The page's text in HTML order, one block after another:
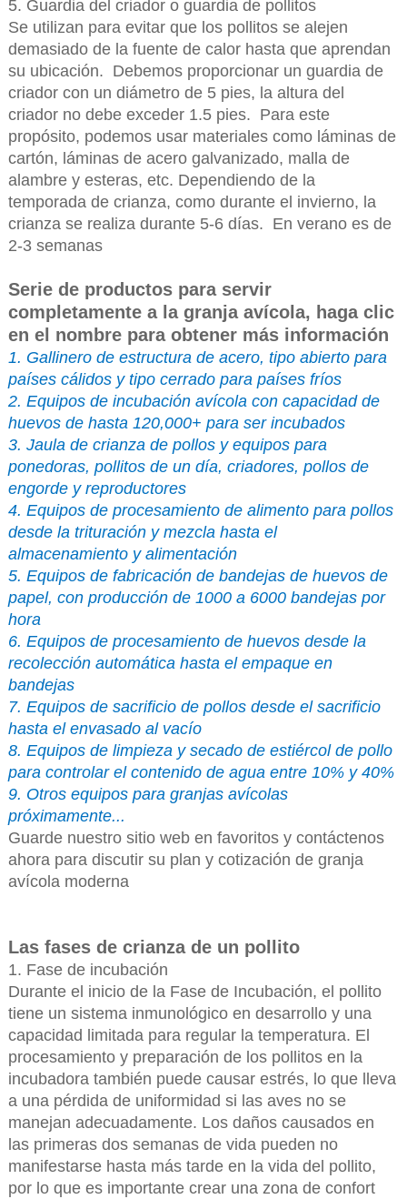
5. Guardia del criador o guardia de pollitos
Se utilizan para evitar que los pollitos se alejen
demasiado de la fuente de calor hasta que aprendan
su ubicación. Debemos proporcionar un guardia de
criador con un diámetro de 5 pies, la altura del
criador no debe exceder 1.5 pies. Para este
propósito, podemos usar materiales como láminas de
cartón, láminas de acero galvanizado, malla de
alambre y esteras, etc. Dependiendo de la
temporada de crianza, como durante el invierno, la
crianza se realiza durante 5-6 días. En verano es de
2-3 semanas
Serie de productos para servir
completamente a la granja avícola, haga clic
en el nombre para obtener más información
1. Gallinero de estructura de acero, tipo abierto para
países cálidos y tipo cerrado para países fríos
2. Equipos de incubación avícola con capacidad de
huevos de hasta 120,000+ para ser incubados
3. Jaula de crianza de pollos y equipos para
ponedoras, pollitos de un día, criadores, pollos de
engorde y reproductores
4. Equipos de procesamiento de alimento para pollos
desde la trituración y mezcla hasta el
almacenamiento y alimentación
5. Equipos de fabricación de bandejas de huevos de
papel, con producción de 1000 a 6000 bandejas por
hora
6. Equipos de procesamiento de huevos desde la
recolección automática hasta el empaque en
bandejas
7. Equipos de sacrificio de pollos desde el sacrificio
hasta el envasado al vacío
8. Equipos de limpieza y secado de estiércol de pollo
para controlar el contenido de agua entre 10% y 40%
9. Otros equipos para granjas avícolas
próximamente...
Guarde nuestro sitio web en favoritos y contáctenos
ahora para discutir su plan y cotización de granja
avícola moderna
Las fases de crianza de un pollito
1. Fase de incubación
Durante el inicio de la Fase de Incubación, el pollito
tiene un sistema inmunológico en desarrollo y una
capacidad limitada para regular la temperatura. El
procesamiento y preparación de los pollitos en la
incubadora también puede causar estrés, lo que lleva
a una pérdida de uniformidad si las aves no se
manejan adecuadamente. Los daños causados en
las primeras dos semanas de vida pueden no
manifestarse hasta más tarde en la vida del pollito,
por lo que es importante crear una zona de confort